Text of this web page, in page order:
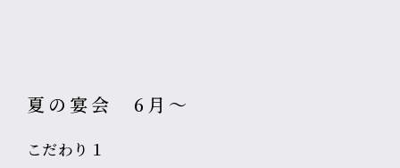
夏の宴会 6月～
こだわり１